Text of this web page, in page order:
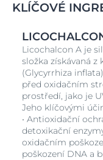
KLÍČOVÉ
Licochalcon A je
složka získávaná
(Glycyrrhiza
před oxidačním
prostředí, jako je
Jeho klíčovými
• Antioxidační
detoxikační
oxidačním
poškození DNA a